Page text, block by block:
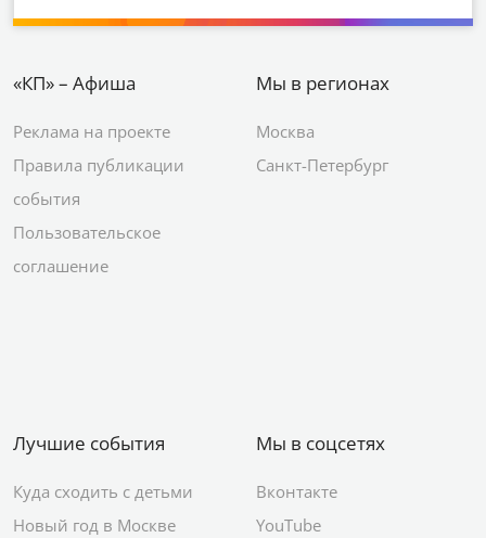
«КП» – Афиша
Реклама на проекте
Правила публикации
события
Пользовательское
соглашение
Мы в регионах
Москва
Санкт-Петербург
Лучшие события
Куда сходить с детьми
Новый год в Москве
Мы в соцсетях
Вконтакте
YouTube